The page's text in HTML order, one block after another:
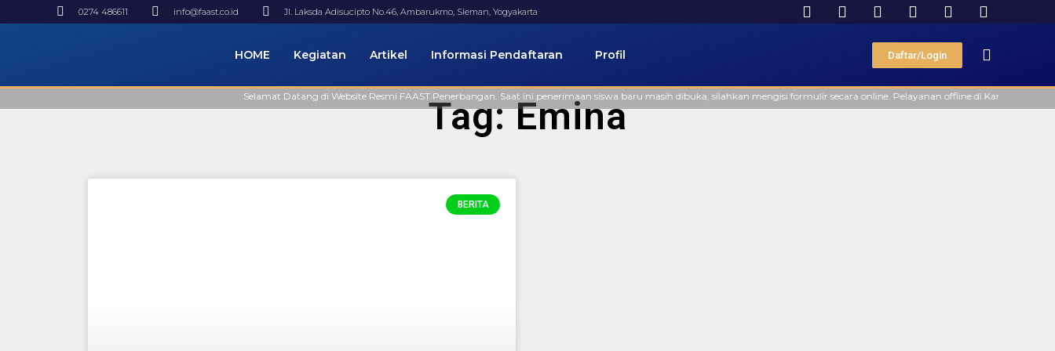
0274 486611 info@faast.co.id Jl. Laksda Adisucipto No.46, Ambarukmo, Sleman, Yogyakarta
HOME Kegiatan Artikel Informasi Pendaftaran Profil Daftar/Login
Selamat Datang di Website Resmi FAAST Penerbangan. Saat ini penerimaan siswa baru masih dibuka, silahkan mengisi formulir secara online. Pelayanan offline di Kantor
Tag: Emina
BERITA